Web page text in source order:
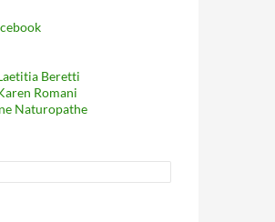
Beretti
Romani
Naturopathe